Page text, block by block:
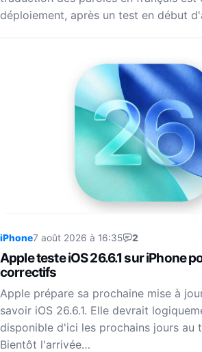
déploiement, après un test en début
iPhone7 août 2026 à 16:35 2
Apple teste iOS 26.6.1 sur iPhone
correctifs
Apple prépare sa prochaine mise à
savoir iOS 26.6.1. Elle devrait
disponible d'ici les prochains jours au
Bientôt l'arrivée…